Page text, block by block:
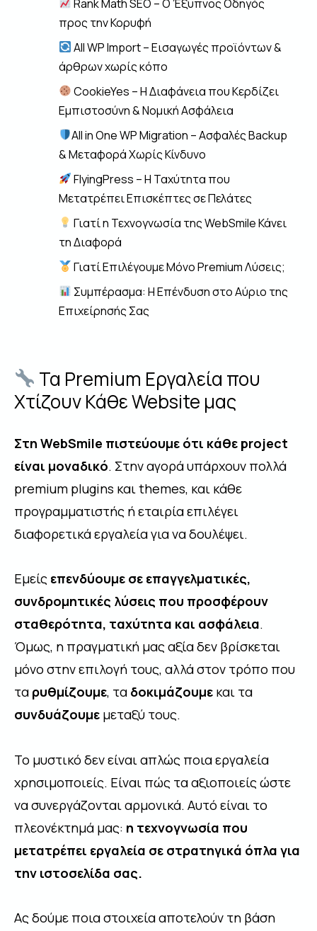
Rank Math SEO – Ο Έξυπνος Οδηγός
προς την Κορυφή
All WP Import – Εισαγωγές προϊόντων &
άρθρων χωρίς κόπο
CookieYes – Η Διαφάνεια που Κερδίζει
Εμπιστοσύνη & Νομική Ασφάλεια
All in One WP Migration – Ασφαλές Backup
& Μεταφορά Χωρίς Κίνδυνο
FlyingPress – Η Ταχύτητα που
Μετατρέπει Επισκέπτες σε Πελάτες
Γιατί η Τεχνογνωσία της WebSmile Κάνει
τη Διαφορά
Γιατί Επιλέγουμε Μόνο Premium Λύσεις;
Συμπέρασμα: Η Επένδυση στο Αύριο της
Επιχείρησής Σας
Τα Premium Εργαλεία που
Χτίζουν Κάθε Website μας
Στη WebSmile πιστεύουμε ότι κάθε project
είναι μοναδικό. Στην αγορά υπάρχουν πολλά
premium plugins και themes, και κάθε
προγραμματιστής ή εταιρία επιλέγει
διαφορετικά εργαλεία για να δουλέψει.
Εμείς επενδύουμε σε επαγγελματικές,
συνδρομητικές λύσεις που προσφέρουν
σταθερότητα, ταχύτητα και ασφάλεια.
Όμως, η πραγματική μας αξία δεν βρίσκεται
μόνο στην επιλογή τους, αλλά στον τρόπο που
τα ρυθμίζουμε, τα δοκιμάζουμε και τα
συνδυάζουμε μεταξύ τους.
Το μυστικό δεν είναι απλώς ποια εργαλεία
χρησιμοποιείς. Είναι πώς τα αξιοποιείς ώστε
να συνεργάζονται αρμονικά. Αυτό είναι το
πλεονέκτημά μας: η τεχνογνωσία που
μετατρέπει εργαλεία σε στρατηγικά όπλα για
την ιστοσελίδα σας.
Ας δούμε ποια στοιχεία αποτελούν τη βάση